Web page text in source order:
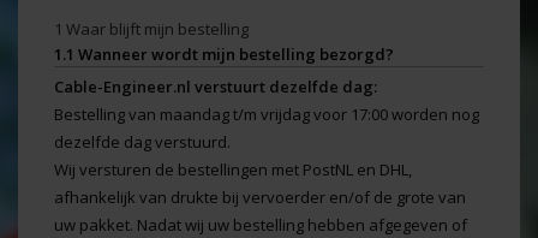
1 Waar blijft mijn bestelling
1.1 Wanneer wordt mijn bestelling bezorgd?
Cable-Engineer.nl verstuurt dezelfde dag:
Bestelling van maandag t/m vrijdag voor 17:00 worden nog
dezelfde dag verstuurd.
Wij versturen de bestellingen met PostNL en DHL,
afhankelijk van drukte bij vervoerder en/of de grote van
uw pakket. Nadat wij uw bestelling hebben afgegeven of